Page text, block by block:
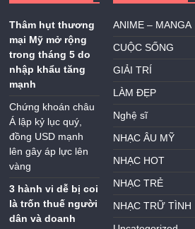
Thâm hụt thương
mại Mỹ mở rộng
trong tháng 5 do
nhập khẩu tăng
mạnh
Chứng khoán châu
Á lập kỷ lục quý,
đồng USD mạnh
lên gây áp lực lên
vàng
3 hành vi dễ bị coi
là trốn thuế người
dân và doanh
ANIME – MANGA
CUỘC SỐNG
GIẢI TRÍ
LÀM ĐẸP
Nghệ sĩ
NHẠC ÂU MỸ
NHẠC HOT
NHẠC TRẺ
NHẠC TRỮ TÌNH